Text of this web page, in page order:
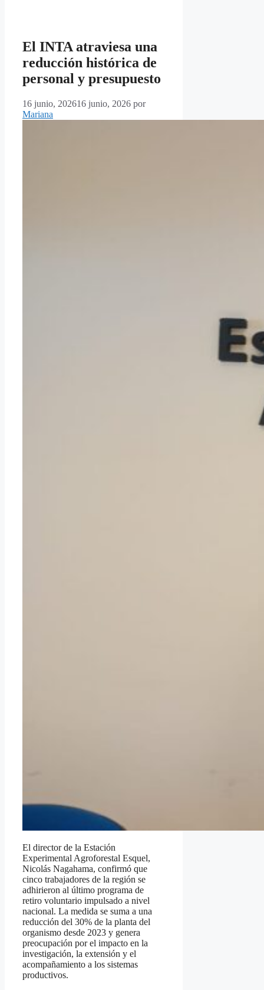
El INTA atraviesa una
reducción histórica de
personal y presupuesto
16 junio, 202616 junio, 2026 por
Mariana
El director de la Estación
Experimental Agroforestal Esquel,
Nicolás Nagahama, confirmó que
cinco trabajadores de la región se
adhirieron al último programa de
retiro voluntario impulsado a nivel
nacional. La medida se suma a una
reducción del 30% de la planta del
organismo desde 2023 y genera
preocupación por el impacto en la
investigación, la extensión y el
acompañamiento a los sistemas
productivos.